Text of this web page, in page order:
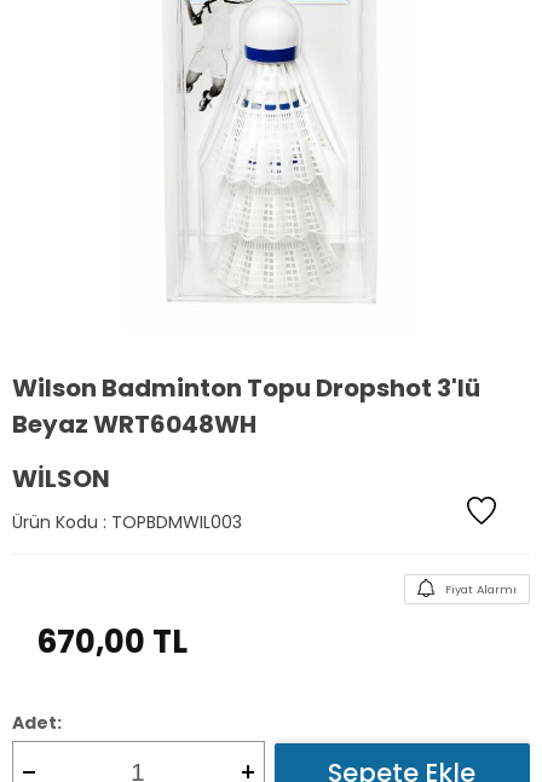
Wilson Badminton Topu Dropshot 3'lü
Beyaz WRT6048WH
WILSON
Ürün Kodu : TOPBDMWIL003
Fiyat Alarmı
670,00 TL
Adet:
Sepete Ekle